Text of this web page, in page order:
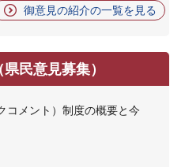
御意見の紹介の一覧を見る
民意見募集）
コメント）制度の概要と今